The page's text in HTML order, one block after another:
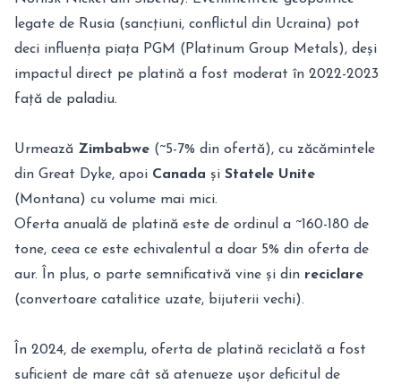
legate de Rusia (sancțiuni, conflictul din Ucraina) pot
deci influența piața PGM (Platinum Group Metals), deși
impactul direct pe platină a fost moderat în 2022-2023
față de paladiu.
Urmează Zimbabwe (~5-7% din ofertă), cu zăcămintele
din Great Dyke, apoi Canada și Statele Unite
(Montana) cu volume mai mici.
Oferta anuală de platină este de ordinul a ~160-180 de
tone, ceea ce este echivalentul a doar 5% din oferta de
aur. În plus, o parte semnificativă vine și din reciclare
(convertoare catalitice uzate, bijuterii vechi).
În 2024, de exemplu, oferta de platină reciclată a fost
suficient de mare cât să atenueze ușor deficitul de